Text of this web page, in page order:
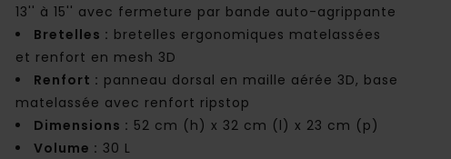
13'' à 15'' avec fermeture par bande auto-agrippante
Bretelles : bretelles ergonomiques matelassées
et renfort en mesh 3D
Renfort : panneau dorsal en maille aérée 3D, base
matelassée avec renfort ripstop
Dimensions : 52 cm (h) x 32 cm (l) x 23 cm (p)
Volume : 30 L